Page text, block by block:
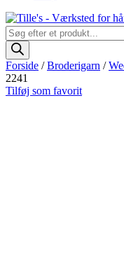
Products
search
Forside /Broderigarn /
2241
Tilføj som favorit